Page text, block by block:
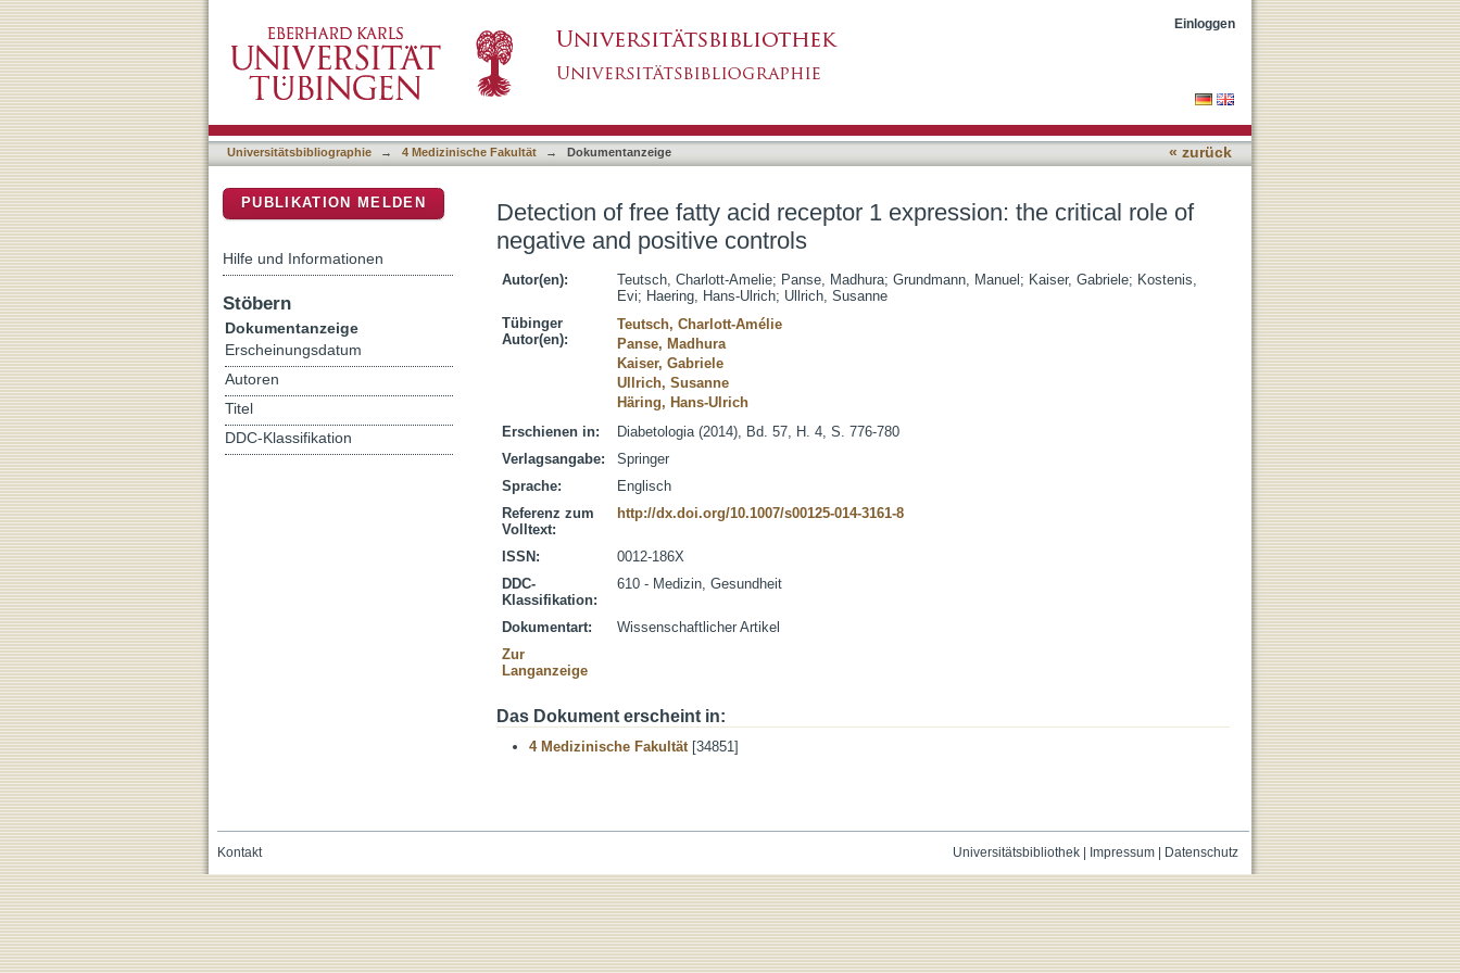
Detection of free fatty acid receptor 1 expression: the critical role of negative and positive controls
Einloggen
Universitätsbibliographie → 4 Medizinische Fakultät → Dokumentanzeige « zurück
Detection of free fatty acid receptor 1 expression: the critical role of
negative and positive controls
Autor(en): Teutsch, Charlott-Amelie; Panse, Madhura; Grundmann, Manuel ; Kaiser, Gabriele; Kostenis,
Evi; Haering, Hans-Ulrich; Ullrich, Susanne
Tübinger
Autor(en):
Teutsch, Charlott-Amélie
Panse, Madhura
Kaiser, Gabriele
Ullrich, Susanne
Häring, Hans-Ulrich
Erschienen in:
Diabetologia (2014), Bd. 57, H. 4, S. 776-780
Verlagsangabe:
Springer
Sprache:
Englisch
Referenz zum
Volltext:
http://dx.doi.org/10.1007/s00125-014-3161-8
ISSN:
0012-186X
DDC-
Klassifikation:
610 - Medizin, Gesundheit
Dokumentart:
Wissenschaftlicher Artikel
Zur
Langanzeige
Das Dokument erscheint in:
4 Medizinische Fakultät[34851]
PUBLIKATION MELDEN
Hilfe und Informationen
Stöbern
Dokumentanzeige
Erscheinungsdatum
Autoren
Titel
DDC-Klassifikation
Universitätsbibliothek| Impressum| Datenschutz
Kontakt